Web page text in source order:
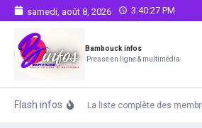
Aller au contenu
samedi, août 8, 2026 3:40:28 PM
Bambouck infos
Presse en ligne & multimédia
Flash infos La liste complète des